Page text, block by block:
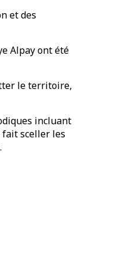
et des
Alpay ont été
le territoire,
incluant
fait sceller les